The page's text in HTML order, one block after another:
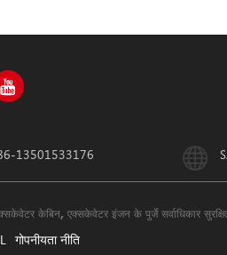
13501533176
केबिन, एक्सकेवेटर इंजन के पुर्जे सर्वाधिकार
गोपनीयता नीति